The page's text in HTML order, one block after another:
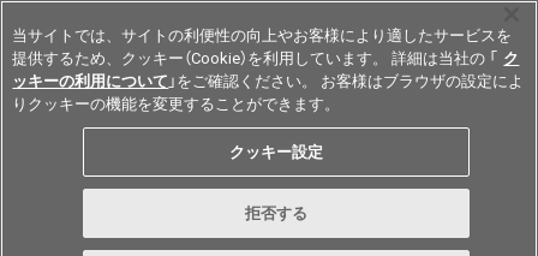
Japan
RoHS対応状況 / 非含有証明書ダウ
ンロード
当サイトでは、サイトの利便性の向上やお客様により適したサービスを
提供するため、クッキー（Cookie）を利用しています。 詳細は当社の 「 ク
ッキーの利用について 」をご確認ください。 お客様はブラウザの設定によ
りクッキーの機能を変更することができます。
クッキー設定
拒否する